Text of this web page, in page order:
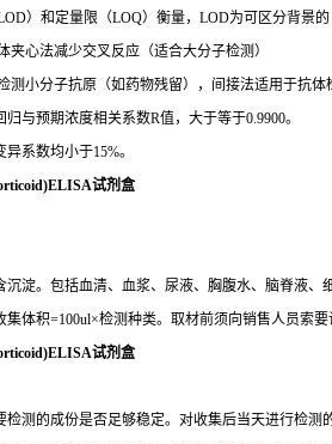
）和定量限（LOQ）衡量，LOD为可区分背景
夹心法减少交叉反应（适合大分子检测）
测小分子抗原（如药物残留），间接法适用于抗体
与预期浓度相关系数R值，大于等于0.9900。
系数均小于15%。
试剂盒
沉淀。包括血清、血浆、尿液、胸腹水、脑脊液、
体积=100ul×检测种类。取材前须向销售人员索要
试剂盒
检测的成份是否足够稳定。对收集后当天进行检